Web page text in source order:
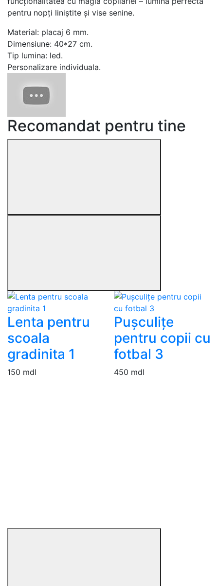
pentru nopți liniștite și vise senine.
Material: placaj 6 mm.
Dimensiune: 40*27 cm.
Tip lumina: led.
Personalizare individuala.
Recomandat pentru tine
Lenta pentru
scoala
gradinita 1
150 mdl
Pușculițe
pentru copii cu
fotbal 3
450 mdl